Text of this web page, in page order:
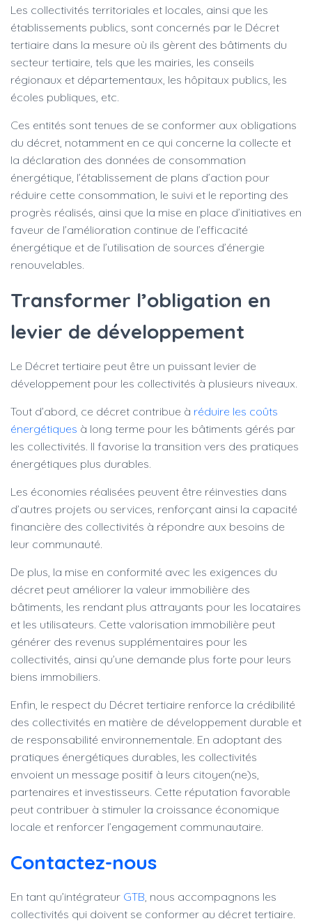
Les collectivités territoriales et locales, ainsi que les
établissements publics, sont concernés par le Décret
tertiaire dans la mesure où ils gèrent des bâtiments du
secteur tertiaire, tels que les mairies, les conseils
régionaux et départementaux, les hôpitaux publics, les
écoles publiques, etc.
Ces entités sont tenues de se conformer aux obligations
du décret, notamment en ce qui concerne la collecte et
la déclaration des données de consommation
énergétique, l’établissement de plans d’action pour
réduire cette consommation, le suivi et le reporting des
progrès réalisés, ainsi que la mise en place d’initiatives en
faveur de l’amélioration continue de l’efficacité
énergétique et de l’utilisation de sources d’énergie
renouvelables.
Transformer l’obligation en
levier de développement
Le Décret tertiaire peut être un puissant levier de
développement pour les collectivités à plusieurs niveaux.
Tout d’abord, ce décret contribue à réduire les coûts
énergétiques à long terme pour les bâtiments gérés par
les collectivités. Il favorise la transition vers des pratiques
énergétiques plus durables.
Les économies réalisées peuvent être réinvesties dans
d’autres projets ou services, renforçant ainsi la capacité
financière des collectivités à répondre aux besoins de
leur communauté.
De plus, la mise en conformité avec les exigences du
décret peut améliorer la valeur immobilière des
bâtiments, les rendant plus attrayants pour les locataires
et les utilisateurs. Cette valorisation immobilière peut
générer des revenus supplémentaires pour les
collectivités, ainsi qu’une demande plus forte pour leurs
biens immobiliers.
Enfin, le respect du Décret tertiaire renforce la crédibilité
des collectivités en matière de développement durable et
de responsabilité environnementale. En adoptant des
pratiques énergétiques durables, les collectivités
envoient un message positif à leurs citoyen(ne)s,
partenaires et investisseurs. Cette réputation favorable
peut contribuer à stimuler la croissance économique
locale et renforcer l’engagement communautaire.
Contactez-nous
En tant qu’intégrateur GTB, nous accompagnons les
collectivités qui doivent se conformer au décret tertiaire.